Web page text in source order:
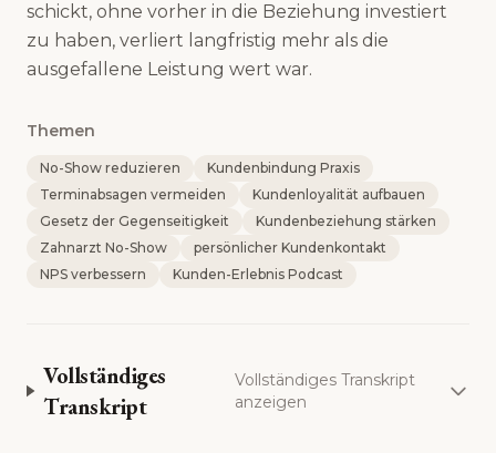
schickt, ohne vorher in die Beziehung investiert
zu haben, verliert langfristig mehr als die
ausgefallene Leistung wert war.
Themen
No-Show reduzieren
Kundenbindung Praxis
Terminabsagen vermeiden
Kundenloyalität aufbauen
Gesetz der Gegenseitigkeit
Kundenbeziehung stärken
Zahnarzt No-Show
persönlicher Kundenkontakt
NPS verbessern
Kunden-Erlebnis Podcast
Vollständiges
Transkript
Vollständiges Transkript
anzeigen